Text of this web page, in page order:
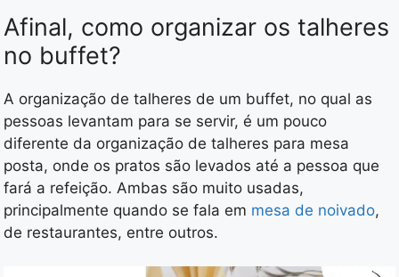
Afinal, como organizar os talheres
no buffet?
A organização de talheres de um buffet, no qual as
pessoas levantam para se servir, é um pouco
diferente da organização de talheres para mesa
posta, onde os pratos são levados até a pessoa que
fará a refeição. Ambas são muito usadas,
principalmente quando se fala em mesa de noivado,
de restaurantes, entre outros.